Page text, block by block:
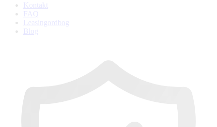
Kontakt
FAQ
Leasingordbog
Blog